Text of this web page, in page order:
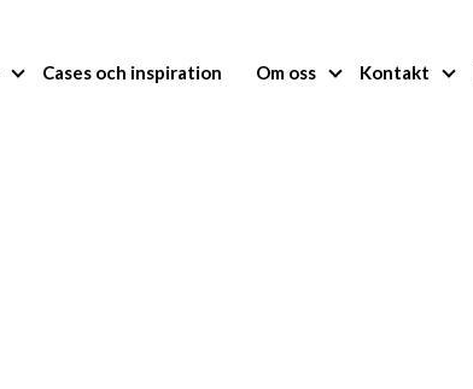
Cases och inspiration Om oss Kontakt